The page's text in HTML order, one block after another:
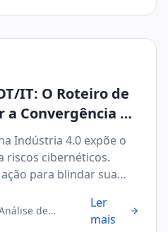
IT: O Roteiro de
Convergência na
Indústria 4.0 expõe o
riscos cibernéticos.
para blindar sua
de
Ler
mais